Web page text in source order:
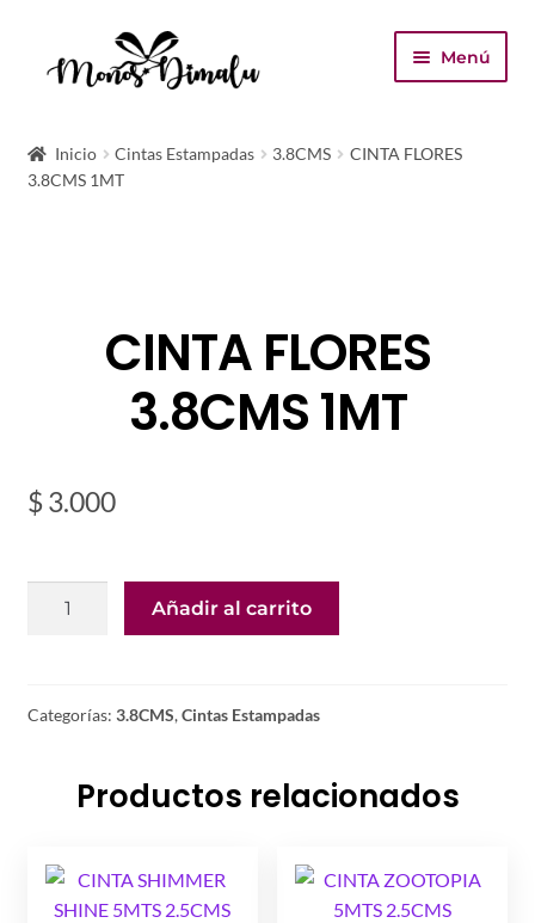
Menú
Tienda
Inicio Cintas Estampadas 3.8CMS
CINTA FLORES
3.8CMS 1MT
CINTA FLORES
3.8CMS 1MT
$3.000
cantidad
Añadir al carrito
Categorías: 3.8CMS,Cintas Estampadas
Productos relacionados